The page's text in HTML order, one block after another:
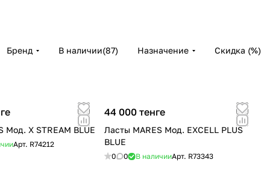
Бренд В наличии(87) Назначение Скидка (%)
Мод. X STREAM BLUE
Арт. R74212
44 000 тенге
Ласты MARES Мод. EXCELL PLUS
BLUE
0 0 В наличииАрт. R73343